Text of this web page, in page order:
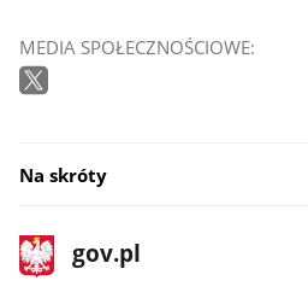
MEDIA SPOŁECZNOŚCIOWE:
Na skróty
stopka
gov.pl
Strona
gov.pl